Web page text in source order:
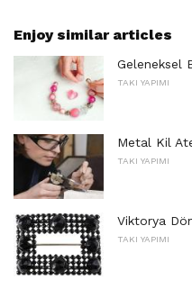
Enjoy similar articles
Geleneksel
TAKI YAPIMI
Metal Kil
TAKI YAPIMI
Viktorya
TAKI YAPIMI